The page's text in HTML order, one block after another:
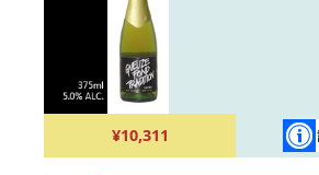
¥10,311